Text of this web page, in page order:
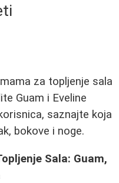
za topljenje sala
Guam i Eveline
saznajte koja
bokove i noge.
Sala: Guam,